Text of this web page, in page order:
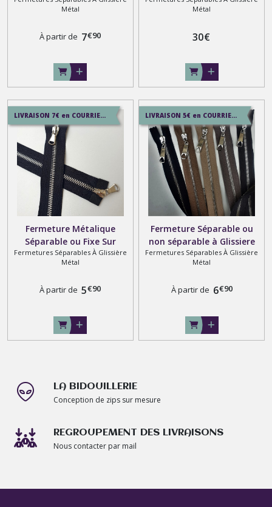
, 1 ou double curseurs
Métal
À partir de 7€90
et 2 poches
Métal
30€
LIVRAISON 7€ en COURRIER SUIVI , 8.5€ en SERVICE+ , 12.9€ en COLISSIMO
Fermeture Métalique
Séparable ou Fixe Sur
Mesure , Glissiere Argentée
Brillante , 1 Curseur ou
Fermetures Séparables À Glissière
Métal
À partir de 5€90
LIVRAISON 5€ en COURRIER SUIVI , 7.5€ en SERVICE+ , 12.9€ en COLISSIMO
Fermeture Séparable ou
non séparable à Glissiere
Métal Argenté , 1 Curseur
ou Double Curseurs
Fermetures Séparables À Glissière
Métal
À partir de 6€90
LA BIDOUILLERIE
Conception de zips sur mesure
REGROUPEMENT DES LIVRAISONS
Nous contacter par mail